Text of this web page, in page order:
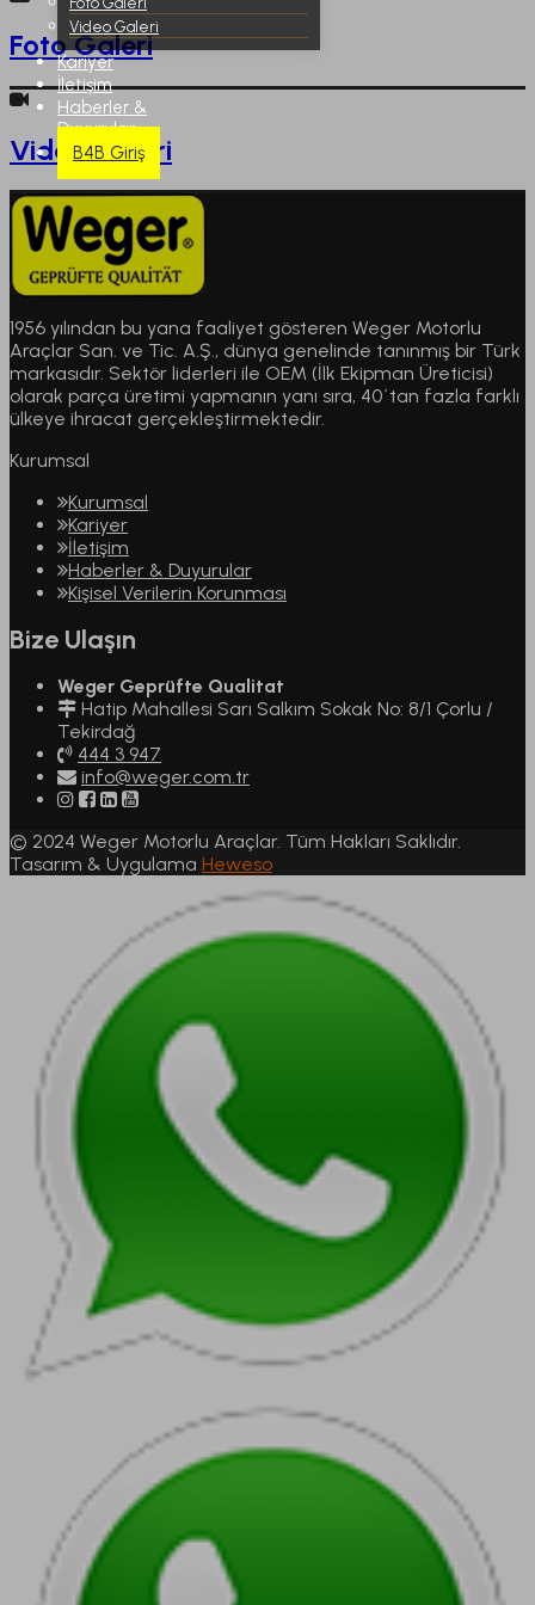
Video Galeri
Kariyer
İletişim
Haberler &
Duyurular
B4B Giriş
Foto Galeri
Video Galeri
1956 yılından bu yana faaliyet gösteren Weger Motorlu
Araçlar San. ve Tic. A.Ş., dünya genelinde tanınmış bir Türk
markasıdır. Sektör liderleri ile OEM (İlk Ekipman Üreticisi)
olarak parça üretimi yapmanın yanı sıra, 40´tan fazla farklı
ülkeye ihracat gerçekleştirmektedir.
Kurumsal
Kurumsal
Kariyer
İletişim
Haberler & Duyurular
Kişisel Verilerin Korunması
Bize Ulaşın
Weger Geprüfte Qualitat
Hatip Mahallesi Sarı Salkım Sokak No: 8/1 Çorlu /
Tekirdağ
444 3 947
info@weger.com.tr
© 2024 Weger Motorlu Araçlar. Tüm Hakları Saklıdır.
Tasarım & Uygulama Heweso